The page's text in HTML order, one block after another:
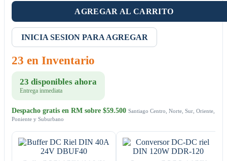
AGREGAR AL CARRITO
INICIA SESION PARA AGREGAR
23 en Inventario
23 disponibles ahora
Entrega inmediata
Despacho gratis en RM sobre $59.500 Santiago Centro, Norte, Sur, Oriente,
Poniente y Suburbano